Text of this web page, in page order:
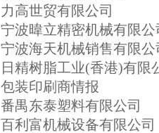
力高世贸有限公司
宁波暐立精密机械有限公
宁波海天机械销售有限公
日精树脂工业(香港)有限
包装印刷商情报
番禺东泰塑料有限公司
百利富机械设备有限公司